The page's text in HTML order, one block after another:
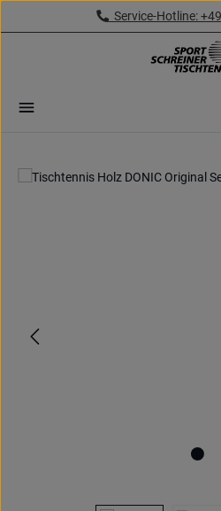
Zum Hauptinhalt springenService-Hotline:
Bildergalerie überspringen